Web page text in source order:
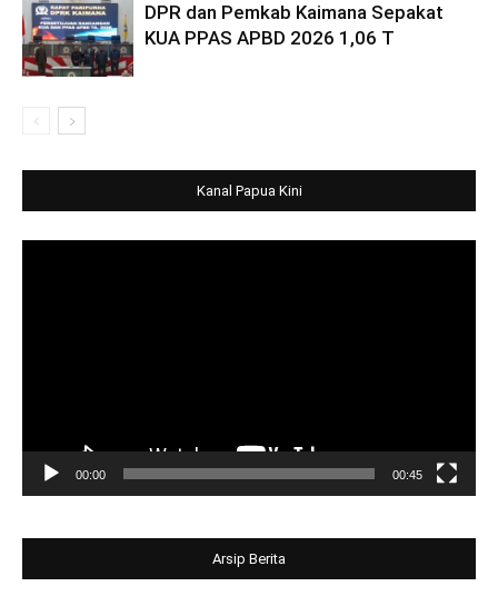
DPR dan Pemkab Kaimana Sepakat
KUA PPAS APBD 2026 1,06 T
Kanal Papua Kini
00:00 00:45
Arsip Berita